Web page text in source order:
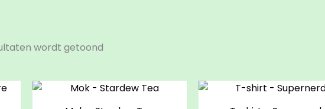
wordt getoond